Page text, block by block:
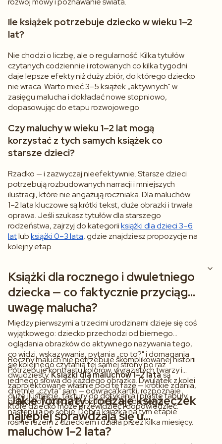
Ile książek potrzebuje dziecko w wieku 1–2
lat?
Nie chodzi o liczbę, ale o regularność. Kilka tytułów
czytanych codziennie i rotowanych co kilka tygodni
daje lepsze efekty niż duży zbiór, do którego dziecko
nie wraca. Warto mieć 3–5 książek „aktywnych" w
zasięgu malucha i dokładać nowe stopniowo,
dopasowując do etapu rozwojowego.
Czy maluchy w wieku 1–2 lat mogą
korzystać z tych samych książek co
starsze dzieci?
Rzadko — i zazwyczaj nieefektywnie. Starsze dzieci
potrzebują rozbudowanych narracji i mniejszych
ilustracji, które nie angażują roczniaka. Dla maluchów
1–2 lata kluczowe są krótki tekst, duże obrazki i trwała
oprawa. Jeśli szukasz tytułów dla starszego
rodzeństwa, zajrzyj do kategoriiksiążki dla dzieci 3–6
latlubksiążki 0–3 lata, gdzie znajdziesz propozycje na
kolejny etap.
Książki dla rocznego i dwuletniego
dziecka — co faktycznie przyciąga
uwagę malucha?
Między pierwszymi a trzecimi urodzinami dzieje się coś
wyjątkowego: dziecko przechodzi od biernego
oglądania obrazków do aktywnego nazywania tego,
co widzi, wskazywania, pytania „co to?" i domagania
się kolejnego czytania tej samej strony po raz
dwudziesty.Książki dla maluchów 1–2 latasą
zaprojektowane właśnie pod tę fazę — krótkie zdania,
duże ilustracje, faktury do dotykania i proste fabuły,
które dziecko może przewidzieć i dopowiedzieć.
Roczny maluch nie potrzebuje skomplikowanej historii.
Potrzebuje kontrastu kolorów, wyrazistych twarzy i
jednego słowa do każdego obrazka. Dwulatek z kolei
chętnie „czyta" sam — odwraca kartki, rozpoznaje
bohaterów i zaczyna rozumieć, że zdarzenia
następują po sobie. Dobra książka na tym etapie
rośnie razem z dzieckiem i działa przez kilka miesięcy.
Jakie formaty i rodzaje książeczek
najlepiej sprawdzają się u
maluchów 1–2 lata?